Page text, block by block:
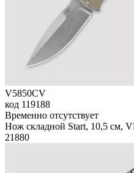
V5850CV
код 119188
Временно отсутствует
Нож складной Start, 10,5 см,
21880